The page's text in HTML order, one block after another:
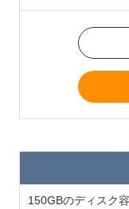
150GBのディスク